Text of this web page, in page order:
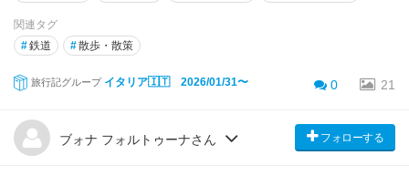
関連タグ
#鉄道 #散歩・散策
旅行記グループ イタリア🇮🇹 2026/01/31〜 0 21
ブォナ フォルトゥーナさん フォローする